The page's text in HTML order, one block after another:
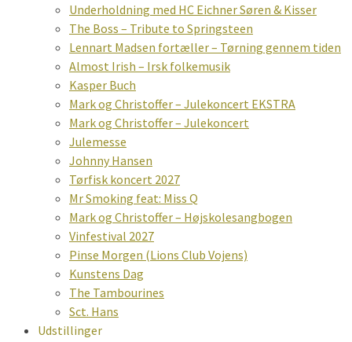
Underholdning med HC Eichner Søren & Kisser
The Boss – Tribute to Springsteen
Lennart Madsen fortæller – Tørning gennem tiden
Almost Irish – Irsk folkemusik
Kasper Buch
Mark og Christoffer – Julekoncert EKSTRA
Mark og Christoffer – Julekoncert
Julemesse
Johnny Hansen
Tørfisk koncert 2027
Mr Smoking feat: Miss Q
Mark og Christoffer – Højskolesangbogen
Vinfestival 2027
Pinse Morgen (Lions Club Vojens)
Kunstens Dag
The Tambourines
Sct. Hans
Udstillinger